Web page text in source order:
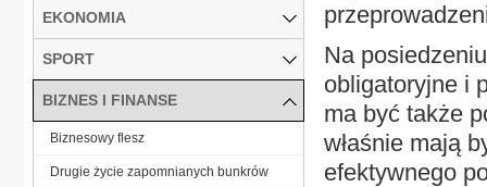
Na
obligatoryjne i
ma być także
właśnie mają
efektywnego
EKONOMIA
SPORT
BIZNES I FINANSE
Biznesowy flesz
Drugie życie zapomnianych bunkrów